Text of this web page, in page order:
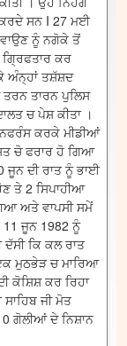
ਕਰਦੇ ਸਨ I 27 ਮਈ
ਨੂੰ ਨਗੋਕੇ ਤੋਂ
ਕਰ
ਅੰਨ੍ਹਾਂ ਤਸ਼ੱਸ਼ਦ
ਤਰਨ ਤਾਰਨ ਪੁਲਿਸ
ਚ ਪੇਸ਼ ਕੀਤਾ ।
ਕਰਕੇ ਮੀਡੀਆਂ
ਚੋ ਫਰਾਰ ਹੋ ਗਿਆ
ਜੂਨ ਦੀ ਰਾਤ ਨੂੰ ਭਾਈ
ਤੇ 2 ਸਿਪਾਹੀਆ
ਅਤੇ ਵਾਪਸੀ ਸਮੇਂ
11 ਜੂਨ 1982 ਨੂੰ
ਕਿ ਕਲ ਰਾਤ
ਮੁਠਭੇੜ ਚ ਮਾਰਿਆ
ਕੋਸ਼ਿਸ਼ ਕਰ ਰਿਹਾ
ਜੀ ਮੋਤ
ਗੋਲੀਆਂ ਦੇ ਨਿਸ਼ਾਨ